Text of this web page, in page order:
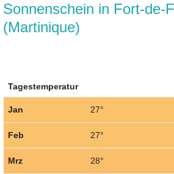
Sonnenschein in Fort-de-
(Martinique)
Tagestemperatur
Jan 27°
Feb 27°
Mrz 28°